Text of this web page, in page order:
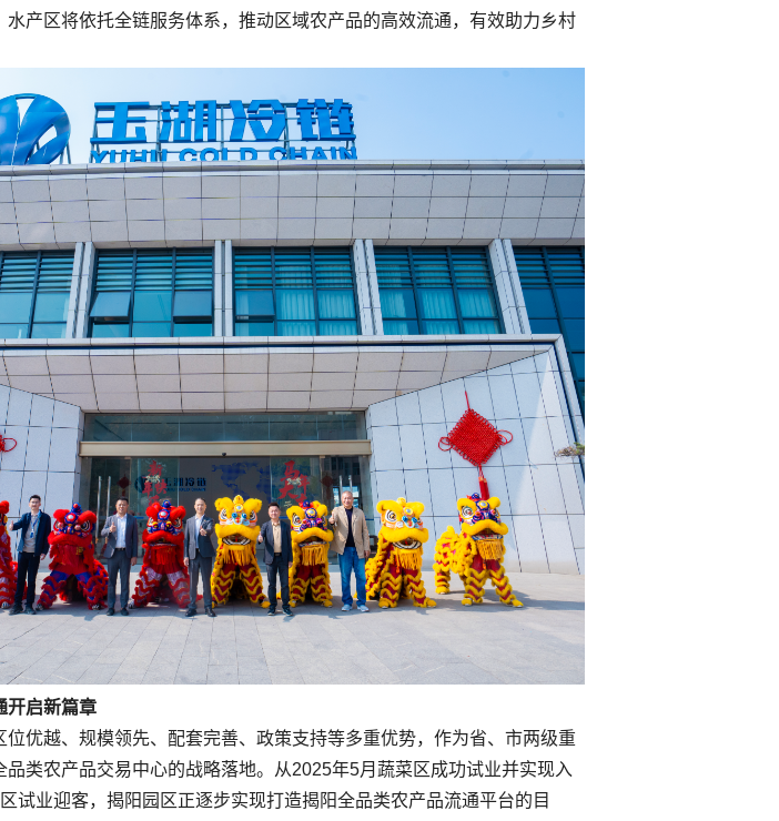
水产区将依托全链服务体系，推动区域农产品的高效流通，有效助力乡村
开启新篇章
位优越、规模领先、配套完善、政策支持等多重优势，作为省、市两级重
品类农产品交易中心的战略落地。从2025年5月蔬菜区成功试业并实现入
试业迎客，揭阳园区正逐步实现打造揭阳全品类农产品流通平台的目